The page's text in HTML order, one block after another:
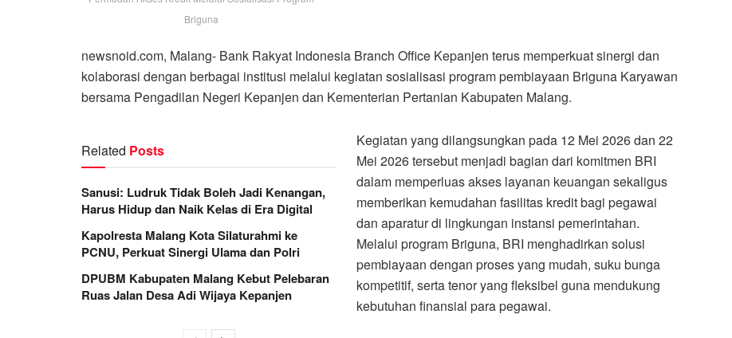
Briguna
newsnoid.com, Malang- Bank Rakyat Indonesia Branch Office Kepanjen terus memperkuat sinergi dan
kolaborasi dengan berbagai institusi melalui kegiatan sosialisasi program pembiayaan Briguna Karyawan
bersama Pengadilan Negeri Kepanjen dan Kementerian Pertanian Kabupaten Malang.
Related Posts
Sanusi: Ludruk Tidak Boleh Jadi Kenangan,
Harus Hidup dan Naik Kelas di Era Digital
Kapolresta Malang Kota Silaturahmi ke
PCNU, Perkuat Sinergi Ulama dan Polri
DPUBM Kabupaten Malang Kebut Pelebaran
Ruas Jalan Desa Adi Wijaya Kepanjen
Kegiatan yang dilangsungkan pada 12 Mei 2026 dan 22
Mei 2026 tersebut menjadi bagian dari komitmen BRI
dalam memperluas akses layanan keuangan sekaligus
memberikan kemudahan fasilitas kredit bagi pegawai
dan aparatur di lingkungan instansi pemerintahan.
Melalui program Briguna, BRI menghadirkan solusi
pembiayaan dengan proses yang mudah, suku bunga
kompetitif, serta tenor yang fleksibel guna mendukung
kebutuhan finansial para pegawai.